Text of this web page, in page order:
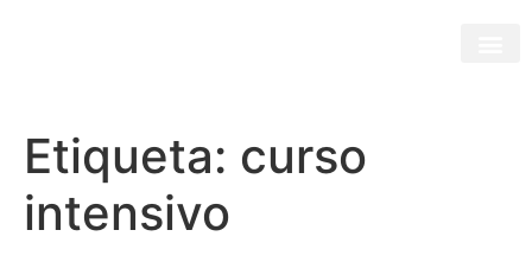
Etiqueta: curso
intensivo